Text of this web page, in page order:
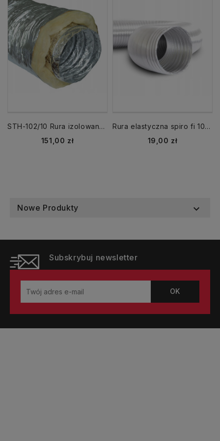
STH-102/10 Rura izolowana SONOTHERM fi 100/ 10 mb Termoflex 250°C DGP
Cena
151,00 zł
Rura elastyczna spiro fi 100 3m aluminiowa
Cena
19,00 zł
Nowe Produkty 
Subskrybuj newsletter